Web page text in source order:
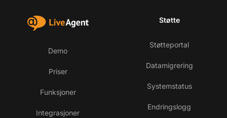
Demo
Priser
Funksjoner
Integrasjoner
Støtte
Støtteportal
Datamigrering
Systemstatus
Endringslogg